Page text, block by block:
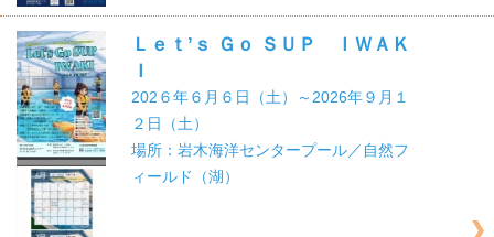
Ｌｅｔ’ｓ Ｇｏ ＳＵＰ ＩＷＡＫ
Ｉ
202６年６月６日（土）～2026年９月１
２日（土）
場所：岩木海洋センタープール／自然フ
ィールド（湖）